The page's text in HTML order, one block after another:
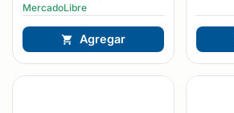
MercadoLibre
Agregar